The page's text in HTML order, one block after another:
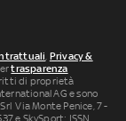
Privacy &
trasparenza
di proprietà
AG e sono
Via Monte Penice, 7 -
e SkySport: ISSN